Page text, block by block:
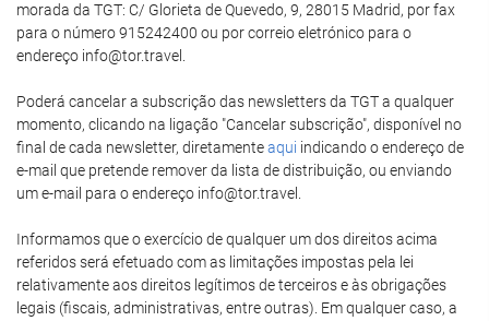
morada da TGT: C/ Glorieta de Quevedo, 9, 28015 Madrid, por fax
para o número 915242400 ou por correio eletrónico para o
endereço info@tor.travel.
Poderá cancelar a subscrição das newsletters da TGT a qualquer
momento, clicando na ligação "Cancelar subscrição", disponível no
final de cada newsletter, diretamenteaqui indicando o endereço de
e-mail que pretende remover da lista de distribuição, ou enviando
um e-mail para o endereço info@tor.travel.
Informamos que o exercício de qualquer um dos direitos acima
referidos será efetuado com as limitações impostas pela lei
relativamente aos direitos legítimos de terceiros e às obrigações
legais (fiscais, administrativas, entre outras). Em qualquer caso, a